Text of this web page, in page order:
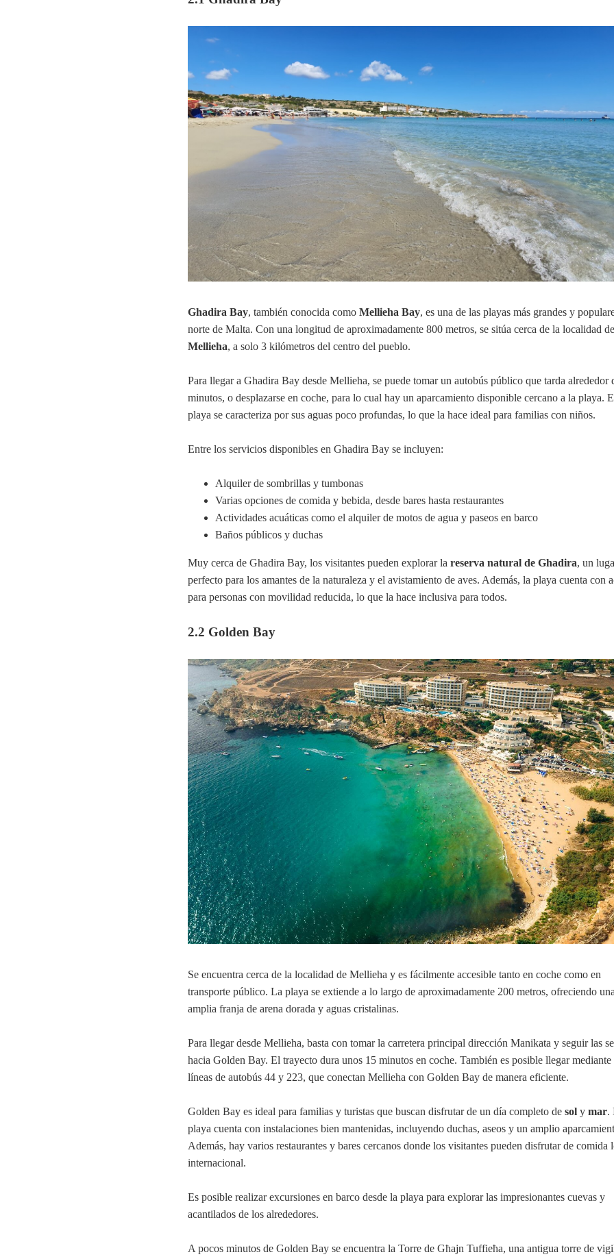
Ghadira Bay, también conocida como Mellieha Bay, es una de las playas más grandes y
norte de Malta. Con una longitud de aproximadamente 800 metros, se sitúa cerca de la localidad de
Mellieha, a solo 3 kilómetros del centro del pueblo.
Para llegar a Ghadira Bay desde Mellieha, se puede tomar un autobús público que tarda alrededor
minutos, o desplazarse en coche, para lo cual hay un aparcamiento disponible cercano a la playa.
playa se caracteriza por sus aguas poco profundas, lo que la hace ideal para familias con niños.
Entre los servicios disponibles en Ghadira Bay se incluyen:
Alquiler de sombrillas y tumbonas
Varias opciones de comida y bebida, desde bares hasta restaurantes
Actividades acuáticas como el alquiler de motos de agua y paseos en barco
Baños públicos y duchas
Muy cerca de Ghadira Bay, los visitantes pueden explorar la reserva natural de Ghadira, un
perfecto para los amantes de la naturaleza y el avistamiento de aves. Además, la playa cuenta con
para personas con movilidad reducida, lo que la hace inclusiva para todos.
2.2 Golden Bay
Se encuentra cerca de la localidad de Mellieha y es fácilmente accesible tanto en coche como en
transporte público. La playa se extiende a lo largo de aproximadamente 200 metros, ofreciendo una
amplia franja de arena dorada y aguas cristalinas.
Para llegar desde Mellieha, basta con tomar la carretera principal dirección Manikata y seguir las
hacia Golden Bay. El trayecto dura unos 15 minutos en coche. También es posible llegar mediante
líneas de autobús 44 y 223, que conectan Mellieha con Golden Bay de manera eficiente.
Golden Bay es ideal para familias y turistas que buscan disfrutar de un día completo de sol y mar.
playa cuenta con instalaciones bien mantenidas, incluyendo duchas, aseos y un amplio
Además, hay varios restaurantes y bares cercanos donde los visitantes pueden disfrutar de comida
internacional.
Es posible realizar excursiones en barco desde la playa para explorar las impresionantes cuevas y
acantilados de los alrededores.
A pocos minutos de Golden Bay se encuentra la Torre de Għajn Tuffieħa, una antigua torre de